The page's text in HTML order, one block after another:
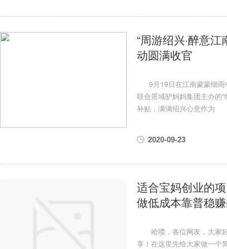
“周游绍兴·醉意
动圆满收官
9月19日在江南蒙蒙细雨
联合景域驴妈妈集团主办的
补贴，满满绍兴心意作为
2020-09-23
适合宝妈创业的
做低成本靠普稳
哈喽，各位网友，大家好
享！在这里先给大家做一个